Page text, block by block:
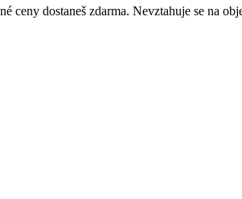
ceny dostaneš zdarma. Nevztahuje se na